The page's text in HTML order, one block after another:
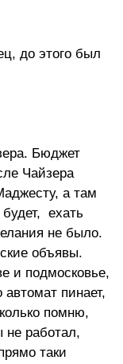
до этого был
Бюджет
Чайзера
а там
ехать
не было.
объявы.
и подмосковье,
пинает,
помню,
работал,
таки